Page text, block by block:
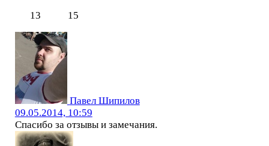
13
15
Павел Шипилов
09.05.2014, 10:59
Спасибо за отзывы и замечания.